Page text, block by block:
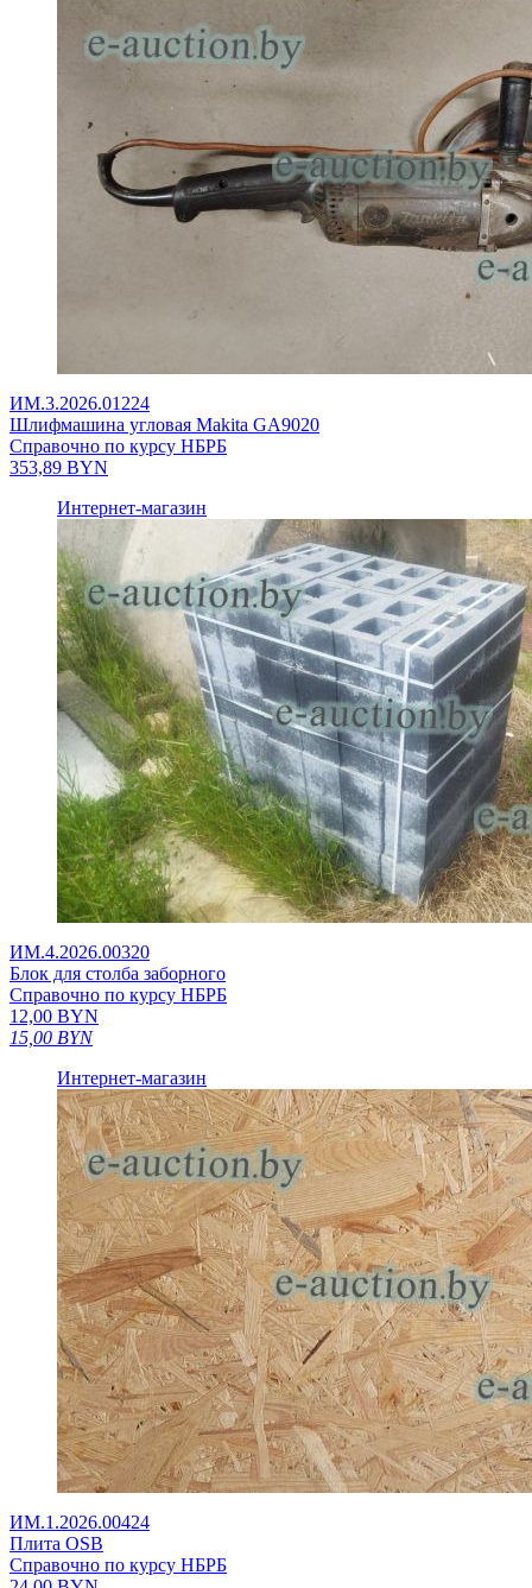
ИМ.3.2026.01224
Шлифмашина угловая Makita GA9020
Справочно по курсу НБРБ
353,89 BYN
Интернет-магазин
ИМ.4.2026.00320
Блок для столба заборного
Справочно по курсу НБРБ
12,00 BYN
15,00 BYN
Интернет-магазин
ИМ.1.2026.00424
Плита OSB
Справочно по курсу НБРБ